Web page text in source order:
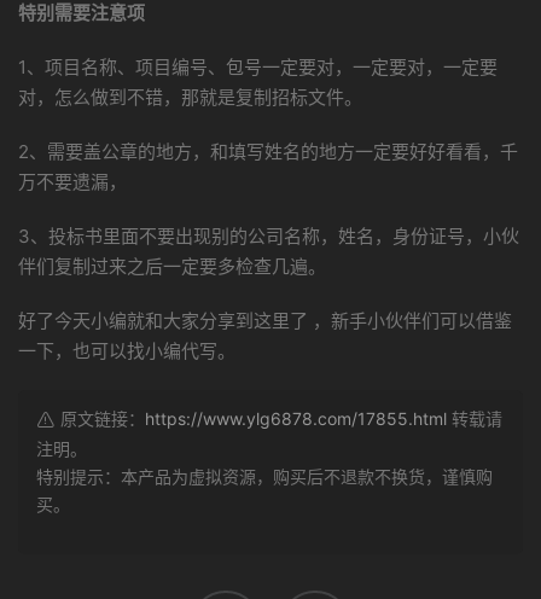
特别需要注意项
1、项目名称、项目编号、包号一定要对，一定要对，一定要
对，怎么做到不错，那就是复制招标文件。
2、需要盖公章的地方，和填写姓名的地方一定要好好看看，千
万不要遗漏，
3、投标书里面不要出现别的公司名称，姓名，身份证号，小伙
伴们复制过来之后一定要多检查几遍。
好了今天小编就和大家分享到这里了 ，新手小伙伴们可以借鉴
一下，也可以找小编代写。
原文链接： https://www.ylg6878.com/17855.html 转载请
注明。
特别提示：本产品为虚拟资源，购买后不退款不换货，谨慎购
买。